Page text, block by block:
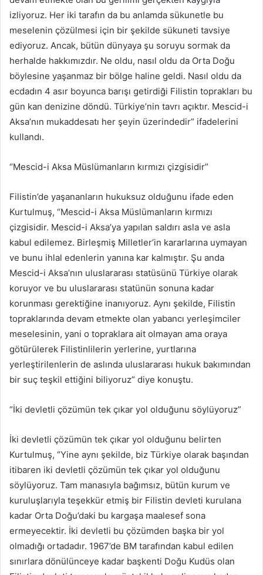
izliyoruz. Her iki tarafın da bu anlamda sükunetle bu
meselenin çözülmesi için bir şekilde sükuneti tavsiye
ediyoruz. Ancak, bütün dünyaya şu soruyu sormak da
herhalde hakkımızdır. Ne oldu, nasıl oldu da Orta Doğu
böylesine yaşanmaz bir bölge haline geldi. Nasıl oldu da
ecdadın 4 asır boyunca barışı getirdiği Filistin toprakları bu
gün kan denizine döndü. Türkiye’nin tavrı açıktır. Mescid-i
Aksa’nın mukaddesatı her şeyin üzerindedir” ifadelerini
kullandı.
“Mescid-i Aksa Müslümanların kırmızı çizgisidir”
Filistin’de yaşananların hukuksuz olduğunu ifade eden
Kurtulmuş, “Mescid-i Aksa Müslümanların kırmızı
çizgisidir. Mescid-i Aksa’ya yapılan saldırı asla ve asla
kabul edilemez. Birleşmiş Milletler’in kararlarına uymayan
ve bunu ihlal edenlerin yanına kar kalmıştır. Şu anda
Mescid-i Aksa’nın uluslararası statüsünü Türkiye olarak
koruyor ve bu uluslararası statünün sonuna kadar
korunması gerektiğine inanıyoruz. Aynı şekilde, Filistin
topraklarında devam etmekte olan yabancı yerleşimciler
meselesinin, yani o topraklara ait olmayan ama oraya
götürülerek Filistinlilerin yerlerine, yurtlarına
yerleştirilenlerin de aslında uluslararası hukuk bakımından
bir suç teşkil ettiğini biliyoruz” diye konuştu.
“İki devletli çözümün tek çıkar yol olduğunu söylüyoruz”
İki devletli çözümün tek çıkar yol olduğunu belirten
Kurtulmuş, “Yine aynı şekilde, biz Türkiye olarak başından
itibaren iki devletli çözümün tek çıkar yol olduğunu
söylüyoruz. Tam manasıyla bağımsız, bütün kurum ve
kuruluşlarıyla teşekkür etmiş bir Filistin devleti kurulana
kadar Orta Doğu’daki bu kargaşa maalesef sona
ermeyecektir. İki devletli bu çözümden başka bir yol
olmadığı ortadadır. 1967’de BM tarafından kabul edilen
sınırlara dönülünceye kadar başkenti Doğu Kudüs olan